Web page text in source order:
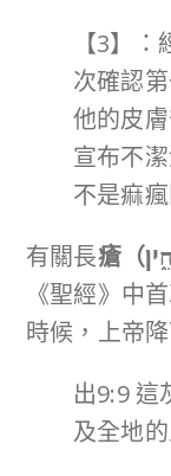
【3】
次確認
他的皮
宣布不
不是痲
有關長瘡（
《聖經》中
時候，上帝
出9:9 這
及全地